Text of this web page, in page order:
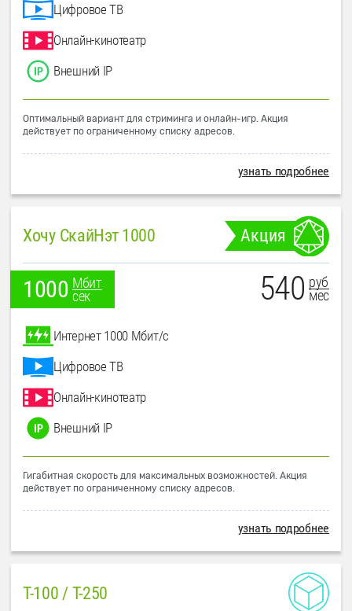
Цифровое ТВ
Онлайн-кинотеатр
Внешний IP
Оптимальный вариант для стриминга и онлайн-игр. Акция
действует по ограниченному списку адресов.
узнать подробнее
Хочу СкайНэт 1000 Акция
1000 Мбит
сек
540 руб
мес
Интернет 1000 Мбит/с
Цифровое ТВ
Онлайн-кинотеатр
Внешний IP
Гигабитная скорость для максимальных возможностей. Акция
действует по ограниченному списку адресов.
узнать подробнее
T-100 / T-250